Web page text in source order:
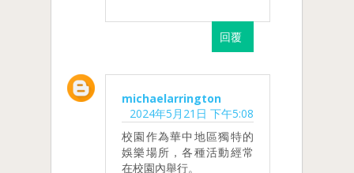
回覆
michaelarrington
2024年5月21日 下午5:08
校園作為華中地區獨特的
娛樂場所，各種活動經常
在校園內舉行。